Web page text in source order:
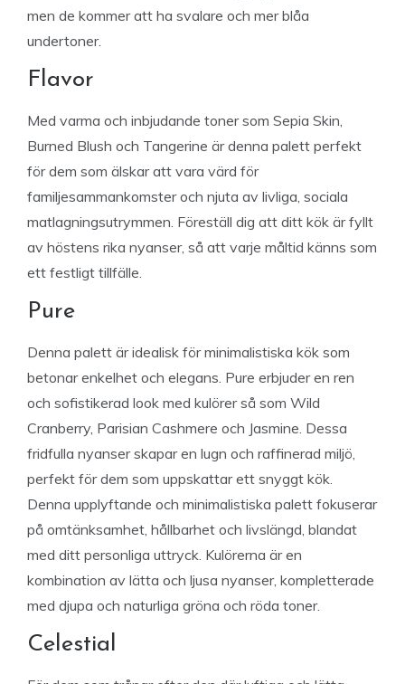
men de kommer att ha svalare och mer blåa
undertoner.
Flavor
Med varma och inbjudande toner som Sepia Skin,
Burned Blush och Tangerine är denna palett perfekt
för dem som älskar att vara värd för
familjesammankomster och njuta av livliga, sociala
matlagningsutrymmen. Föreställ dig att ditt kök är fyllt
av höstens rika nyanser, så att varje måltid känns som
ett festligt tillfälle.
Pure
Denna palett är idealisk för minimalistiska kök som
betonar enkelhet och elegans. Pure erbjuder en ren
och sofistikerad look med kulörer så som Wild
Cranberry, Parisian Cashmere och Jasmine. Dessa
fridfulla nyanser skapar en lugn och raffinerad miljö,
perfekt för dem som uppskattar ett snyggt kök.
Denna upplyftande och minimalistiska palett fokuserar
på omtänksamhet, hållbarhet och livslängd, blandat
med ditt personliga uttryck. Kulörerna är en
kombination av lätta och ljusa nyanser, kompletterade
med djupa och naturliga gröna och röda toner.
Celestial